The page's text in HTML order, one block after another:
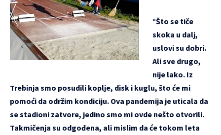
“Što se tiče
skoka u dalj,
uslovi su dobri.
Ali sve drugo,
nije lako. Iz
Trebinja smo posudili koplje, disk i kuglu, što će mi
pomoći da održim kondiciju. Ova pandemija je uticala da
se stadioni zatvore, jedino smo mi ovde nešto otvorili.
Takmičenja su odgođena, ali mislim da će tokom leta